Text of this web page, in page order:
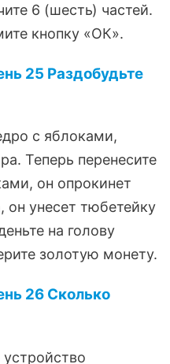
6 (шесть) частей.
кнопку «ОК».
25 Раздобудьте
с яблоками,
Теперь перенесите
он опрокинет
он унесет тюбетейку
на голову
золотую монету.
26 Сколько